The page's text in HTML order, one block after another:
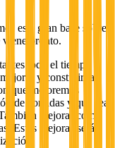
esta gran base sobre
viene pronto.
todo el tiempo y
y construir la
que mejoremos
de comidas y que sea
mejorar cómo
Estas mejoras serán